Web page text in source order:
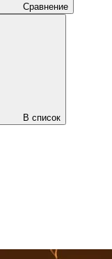
Сравнение
В список